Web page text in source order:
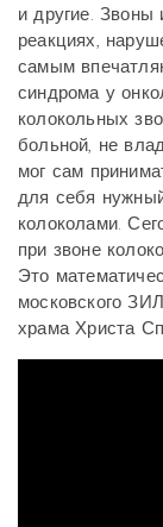
и другие. Звоны
реакциях,
самым
синдрома у
колокольных
больной, не
мог сам
для себя
колоколами.
при звоне
Это
московского
храма Христа